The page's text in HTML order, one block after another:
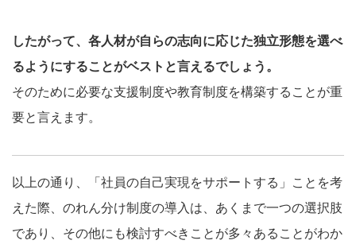
したがって、各人材が自らの志向に応じた独立形態を選べ
るようにすることがベストと言えるでしょう。
そのために必要な支援制度や教育制度を構築することが重
要と言えます。
以上の通り、「社員の自己実現をサポートする」ことを考
えた際、のれん分け制度の導入は、あくまで一つの選択肢
であり、その他にも検討すべきことが多々あることがわか